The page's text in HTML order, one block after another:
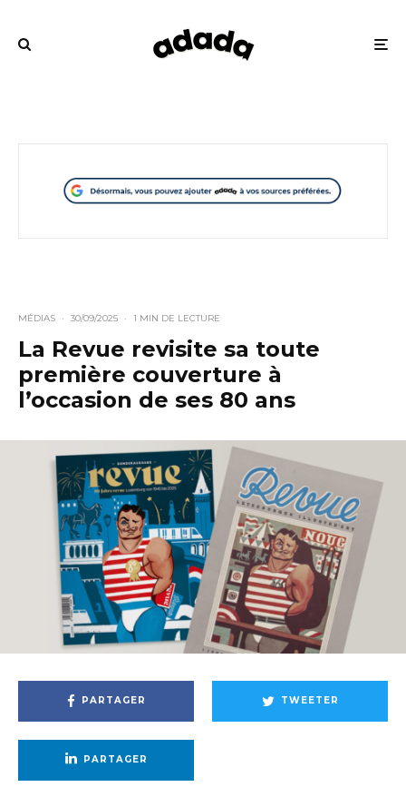
MÉDIAS · 30/09/2025 · 1 MIN DE LECTURE
La Revue revisite sa toute
première couverture à
l’occasion de ses 80 ans
PARTAGER TWEETER
PARTAGER